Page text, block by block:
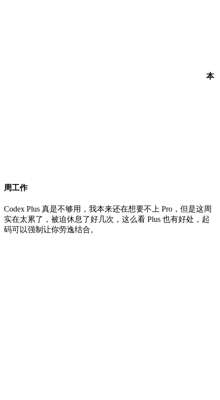
本
周工作
Codex Plus 真是不够用，我本来还在想要不上 Pro，但是这周
实在太累了，被迫休息了好几次，这么看 Plus 也有好处，起
码可以强制让你劳逸结合。